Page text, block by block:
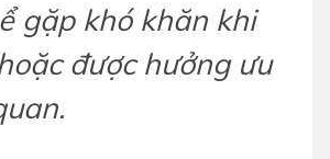
gặp khó khăn khi
được hưởng ưu